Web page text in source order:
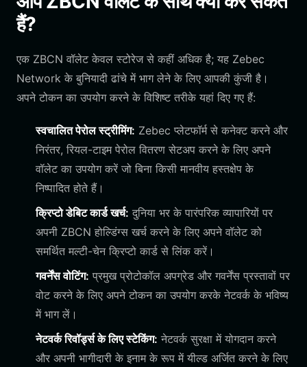
हैं?
एक ZBCN वॉलेट केवल स्टोरेज से कहीं अधिक है; यह Zebec
Network के बुनियादी ढांचे में भाग लेने के लिए आपकी कुंजी है।
अपने टोकन का उपयोग करने के विशिष्ट तरीके यहां दिए गए हैं:
स्वचालित पेरोल स्ट्रीमिंग: Zebec प्लेटफॉर्म से कनेक्ट करने और
निरंतर, रियल-टाइम पेरोल वितरण सेटअप करने के लिए अपने
वॉलेट का उपयोग करें जो बिना किसी मानवीय हस्तक्षेप के
निष्पादित होते हैं।
क्रिप्टो डेबिट कार्ड खर्च: दुनिया भर के पारंपरिक व्यापारियों पर
अपनी ZBCN होल्डिंग्स खर्च करने के लिए अपने वॉलेट को
समर्थित मल्टी-चेन क्रिप्टो कार्ड से लिंक करें।
गवर्नेंस वोटिंग: प्रमुख प्रोटोकॉल अपग्रेड और गवर्नेंस प्रस्तावों पर
वोट करने के लिए अपने टोकन का उपयोग करके नेटवर्क के भविष्य
में भाग लें।
नेटवर्क रिवॉर्ड्स के लिए स्टेकिंग: नेटवर्क सुरक्षा में योगदान करने
और अपनी भागीदारी के इनाम के रूप में यील्ड अर्जित करने के लिए